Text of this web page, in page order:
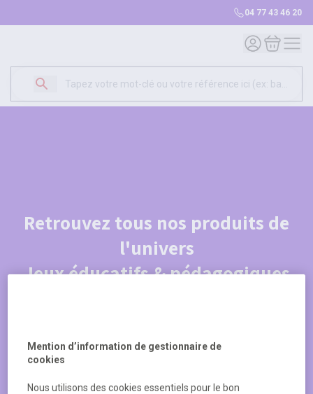
04 77 43 46 20
Mon compte
Mon
Retrouvez tous nos produits de
l'univers
Jeux éducatifs & pédagogiques
Mention d’information de gestionnaire de
cookies
Nous utilisons des cookies essentiels pour le bon